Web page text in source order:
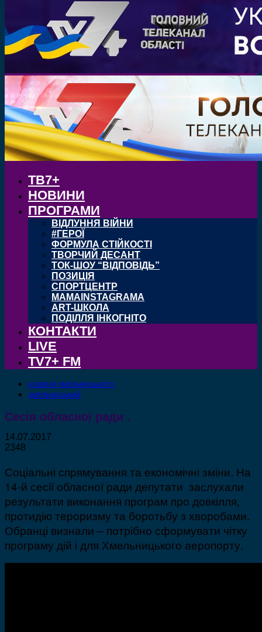
ТВ7+
НОВИНИ
ПРОГРАМИ
ВІДЛУННЯ ВІЙНИ
#ГЕРОЇ
ФОРМУЛА СТІЙКОСТІ
ТВОРЧИЙ ДЕСАНТ
ТОК-ШОУ “ВІДПОВІДЬ”
ПОЗИЦІЯ
СПОРТЦЕНТР
MAMAINSTAGRAMA
ART-ШКОЛА
ПОДІЛЛЯ ІНКОГНІТО
КОНТАКТИ
LIVE
TV7+ FM
НОВИНИ ХМЕЛЬНИЦЬКОГО
ХМЕЛЬНИЦЬКИЙ
Сесія обласної ради .
14.07.2017
2348
Соціальні спрямування та економічні зміни. На
14-й сесії обласної ради депутати заслухали
результати виконання програм про довкілля,
протидію тероризму та боротьбу з хворобами.
Обранці визнали – потрібно сформувати чітку
програму дій і для Хмельницького аеропорту.